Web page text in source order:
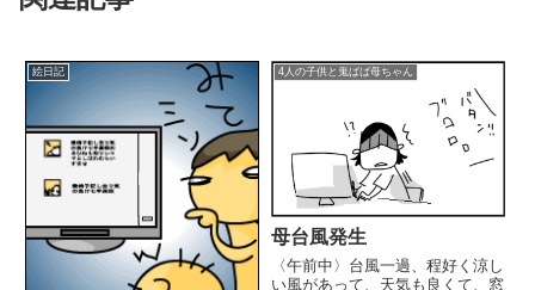
絵日記 4人の子供と鬼ばば母ちゃん
母台風発生
〈午前中〉台風一過、程好く涼し
い風があって、天気も良くて、窓